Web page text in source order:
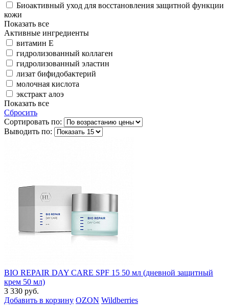
Биоактивный уход для восстановления защитной функции
кожи
Показать все
Активные ингредиенты
витамин Е
гидролизованный коллаген
гидролизованный эластин
лизат бифидобактерий
молочная кислота
экстракт алоэ
Показать все
Сбросить
Сортировать по:
Выводить по:
BIO REPAIR DAY CARE SPF 15 50 мл (дневной защитный
крем 50 мл)
3 330 руб.
Добавить в корзину OZON Wildberries